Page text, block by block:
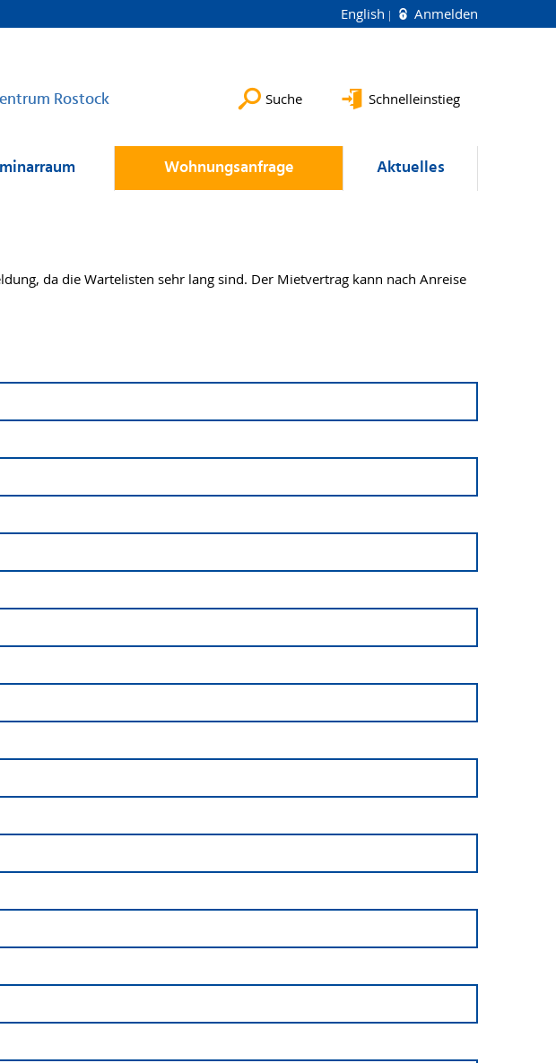
English Anmelden
Rostock Suche Schnelleinstieg
Wohnungsanfrage Aktuelles
da die Wartelisten sehr lang sind. Der Mietvertrag kann nach Anreise